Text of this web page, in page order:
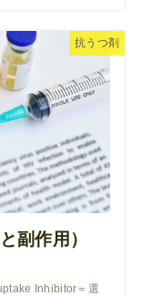
抗うつ剤
副作用）
Inhibitor＝選